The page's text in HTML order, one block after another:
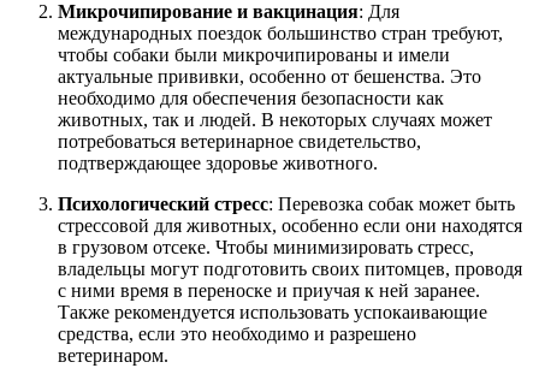
Микрочипирование и вакцинация: Для
международных поездок большинство стран требуют,
чтобы собаки были микрочипированы и имели
актуальные прививки, особенно от бешенства. Это
необходимо для обеспечения безопасности как
животных, так и людей. В некоторых случаях может
потребоваться ветеринарное свидетельство,
подтверждающее здоровье животного.
Психологический стресс: Перевозка собак может быть
стрессовой для животных, особенно если они находятся
в грузовом отсеке. Чтобы минимизировать стресс,
владельцы могут подготовить своих питомцев, проводя
с ними время в переноске и приучая к ней заранее.
Также рекомендуется использовать успокаивающие
средства, если это необходимо и разрешено
ветеринаром.